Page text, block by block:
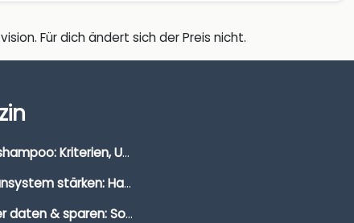
Für dich ändert sich der Preis nicht.
Autoshampoo: Kriterien, Unterschiede & Anwendung
Immunsystem stärken: Hausmittel, Vitamine & Wissenswertes
Clever daten & sparen: So findest du die besten Deals für Dates und Unternehmungen